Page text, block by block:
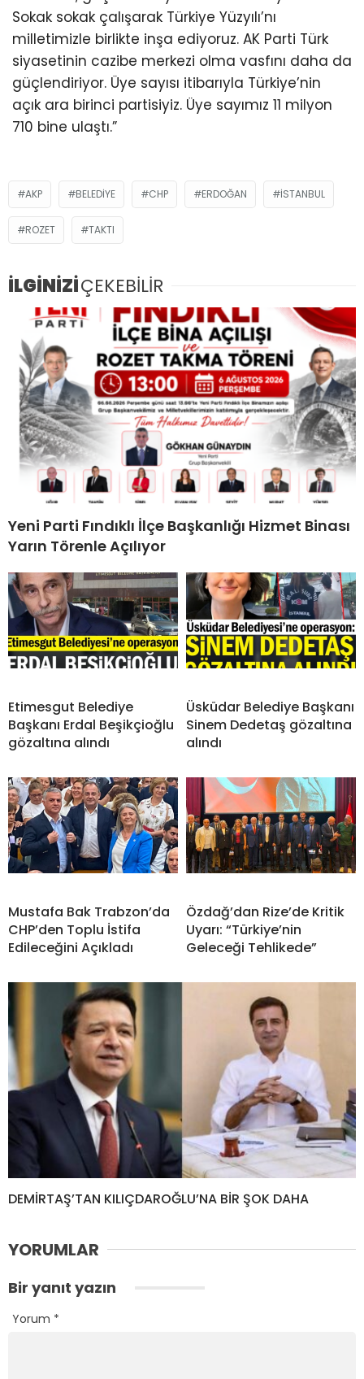
Sokak sokak çalışarak Türkiye Yüzyılı’nı
milletimizle birlikte inşa ediyoruz. AK Parti Türk
siyasetinin cazibe merkezi olma vasfını daha da
güçlendiriyor. Üye sayısı itibarıyla Türkiye’nin
açık ara birinci partisiyiz. Üye sayımız 11 milyon
710 bine ulaştı.”
AKP BELEDIYE CHP ERDOĞAN ISTANBUL
ROZET TAKTI
İLGİNİZİÇEKEBİLİR
Yeni Parti Fındıklı İlçe Başkanlığı Hizmet Binası
Yarın Törenle Açılıyor
Etimesgut Belediye
Başkanı Erdal Beşikçioğlu
gözaltına alındı
Üsküdar Belediye Başkanı
Sinem Dedetaş gözaltına
alındı
Mustafa Bak Trabzon’da
CHP’den Toplu İstifa
Edileceğini Açıkladı
Özdağ’dan Rize’de Kritik
Uyarı: “Türkiye’nin
Geleceği Tehlikede”
DEMİRTAŞ’TAN KILIÇDAROĞLU’NA BİR ŞOK DAHA
YORUMLAR
Bir yanıt yazın
Yorum *